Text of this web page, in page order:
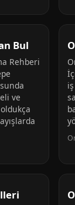
Bul
Rehberi
ve